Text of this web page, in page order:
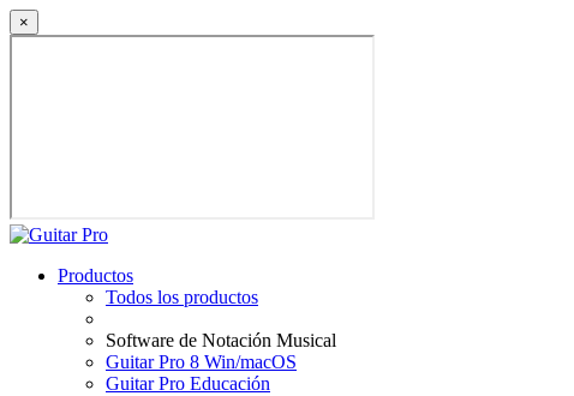
×
Productos
Todos los productos
Software de Notación Musical
Guitar Pro 8 Win/macOS
Guitar Pro Educación